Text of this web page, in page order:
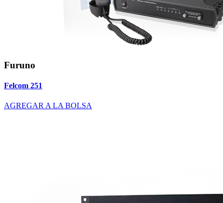
Furuno
Felcom 251
AGREGAR A LA BOLSA